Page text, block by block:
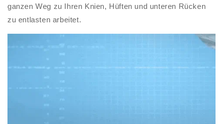
ganzen Weg zu Ihren Knien, Hüften und unteren Rücken
zu entlasten arbeitet.